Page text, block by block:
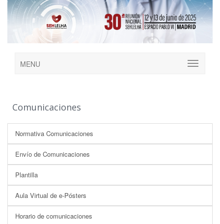
MENU
Comunicaciones
Normativa Comunicaciones
Envío de Comunicaciones
Plantilla
Aula Virtual de e-Pósters
Horario de comunicaciones